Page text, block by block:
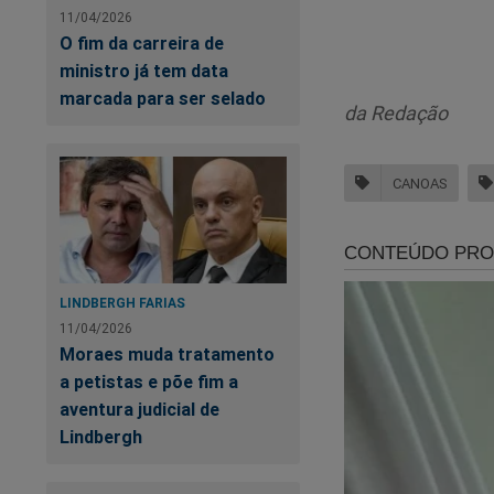
11/04/2026
O fim da carreira de
ministro já tem data
marcada para ser selado
LINDBERGH FARIAS
11/04/2026
Moraes muda tratamento
a petistas e põe fim a
aventura judicial de
Lindbergh
utilizado por um
A Polícia Civil
número 0800 642
da Redação
CANOAS